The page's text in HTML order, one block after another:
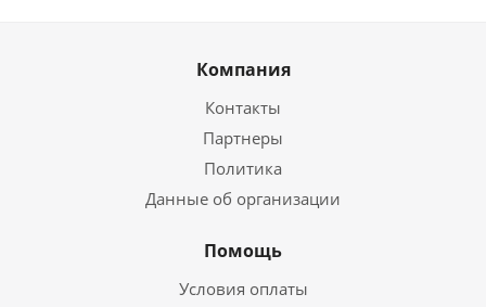
Компания
Контакты
Партнеры
Политика
Данные об организации
Помощь
Условия оплаты